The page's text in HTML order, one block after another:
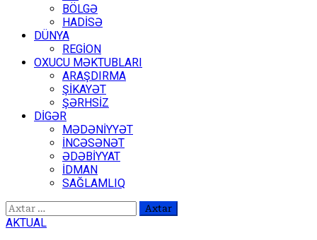
BÖLGƏ
HADİSƏ
DÜNYA
REGİON
OXUCU MƏKTUBLARI
ARAŞDIRMA
ŞİKAYƏT
ŞƏRHSİZ
DİGƏR
MƏDƏNİYYƏT
İNCƏSƏNƏT
ƏDƏBİYYAT
İDMAN
SAĞLAMLIQ
Axtarış:
AKTUAL